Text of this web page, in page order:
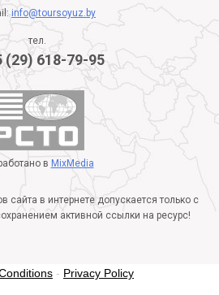
info@toursoyuz.by
тел.
(29) 618-79-95
в MixMedia
сайта в интернете допускается только с
активной ссылки на ресурс!
- Privacy Policy